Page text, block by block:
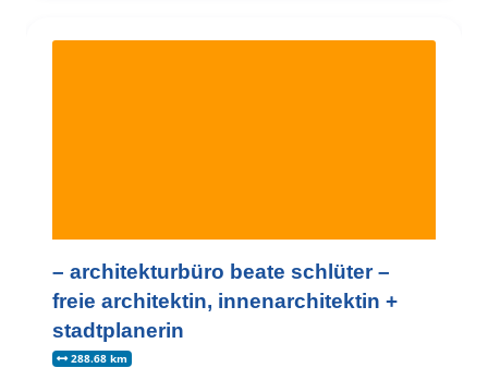
– architekturbüro beate schlüter –
freie architektin, innenarchitektin +
stadtplanerin
288.68 km